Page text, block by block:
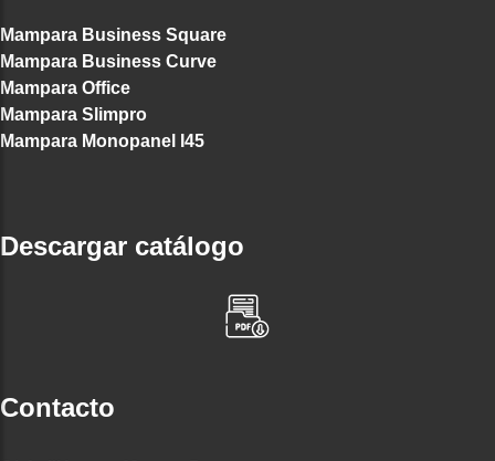
Mampara Business Square
Mampara Business Curve
Mampara Office
Mampara Slimpro
Mampara Monopanel I45
Descargar catálogo
Contacto